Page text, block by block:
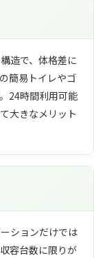
造で、体格差に
簡易トイレやゴ
24時間利用可能
大きなメリット
ションだけでは
容台数に限りが